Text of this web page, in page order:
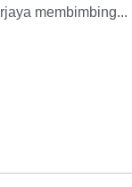
membimbing...